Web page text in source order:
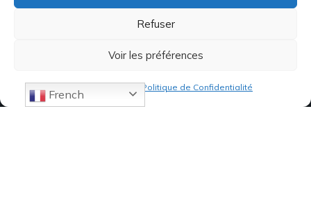
Refuser
Voir les préférences
Politique de Confidentialité
French